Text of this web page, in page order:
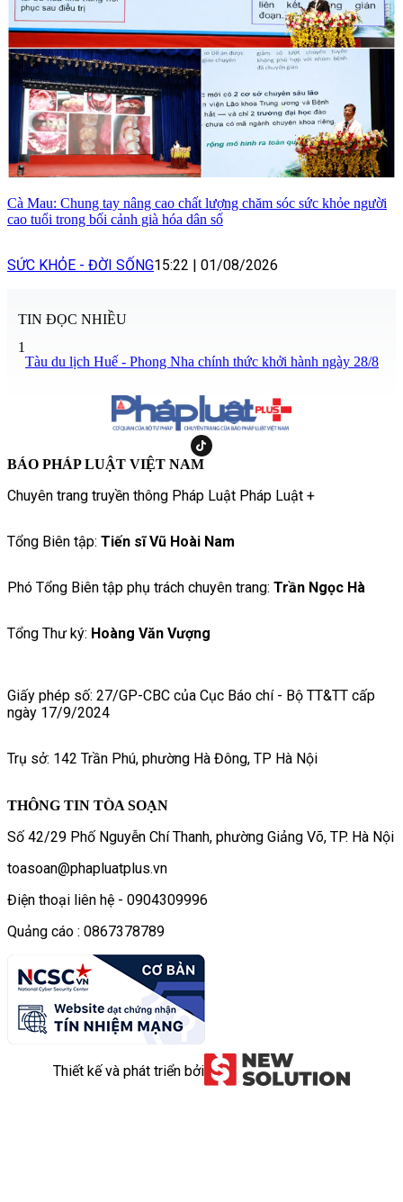
Cà Mau: Chung tay nâng cao chất lượng chăm sóc sức khỏe người
cao tuổi trong bối cảnh già hóa dân số
SỨC KHỎE - ĐỜI SỐNG15:22 | 01/08/2026
TIN ĐỌC NHIỀU
1
Tàu du lịch Huế - Phong Nha chính thức khởi hành ngày 28/8
BÁO PHÁP LUẬT VIỆT NAM
Chuyên trang truyền thông Pháp Luật Pháp Luật +
Tổng Biên tập: Tiến sĩ Vũ Hoài Nam
Phó Tổng Biên tập phụ trách chuyên trang: Trần Ngọc Hà
Tổng Thư ký: Hoàng Văn Vượng
Giấy phép số: 27/GP-CBC của Cục Báo chí - Bộ TT&TT cấp
ngày 17/9/2024
Trụ sở: 142 Trần Phú, phường Hà Đông, TP Hà Nội
THÔNG TIN TÒA SOẠN
Số 42/29 Phố Nguyễn Chí Thanh, phường Giảng Võ, TP. Hà Nội
toasoan@phapluatplus.vn
Điện thoại liên hệ - 0904309996
Quảng cáo : 0867378789
Thiết kế và phát triển bởi